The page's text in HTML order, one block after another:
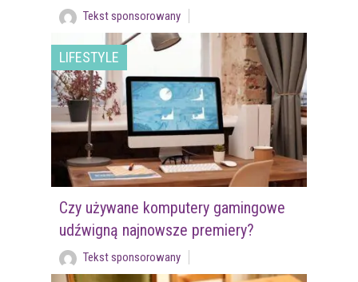
Tekst sponsorowany
LIFESTYLE
Czy używane komputery gamingowe
udźwigną najnowsze premiery?
Tekst sponsorowany